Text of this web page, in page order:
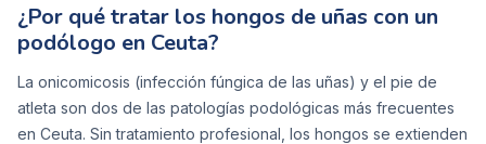
¿Por qué tratar los hongos de uñas con un
podólogo en Ceuta?
La onicomicosis (infección fúngica de las uñas) y el pie de
atleta son dos de las patologías podológicas más frecuentes
en Ceuta. Sin tratamiento profesional, los hongos se extienden